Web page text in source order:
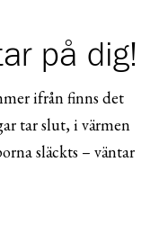
på dig!
ifrån finns det
tar slut, i värmen
släckts – väntar